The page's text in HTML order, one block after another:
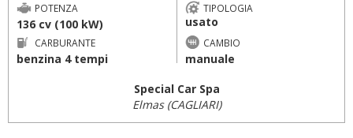
POTENZA
136 cv (100 kW)
TIPOLOGIA
usato
CARBURANTE
benzina 4 tempi
CAMBIO
manuale
Special Car Spa
Elmas (CAGLIARI)